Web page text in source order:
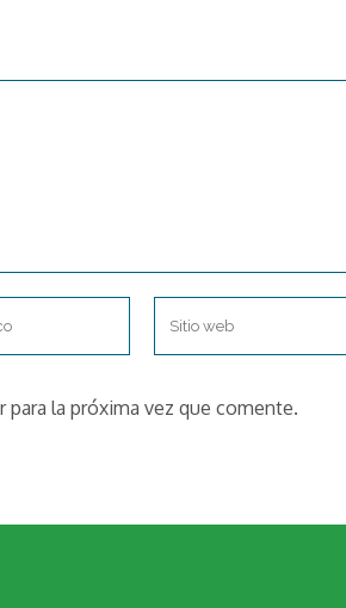
la próxima vez que comente.